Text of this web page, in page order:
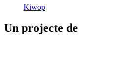
Kiwop
Un projecte de